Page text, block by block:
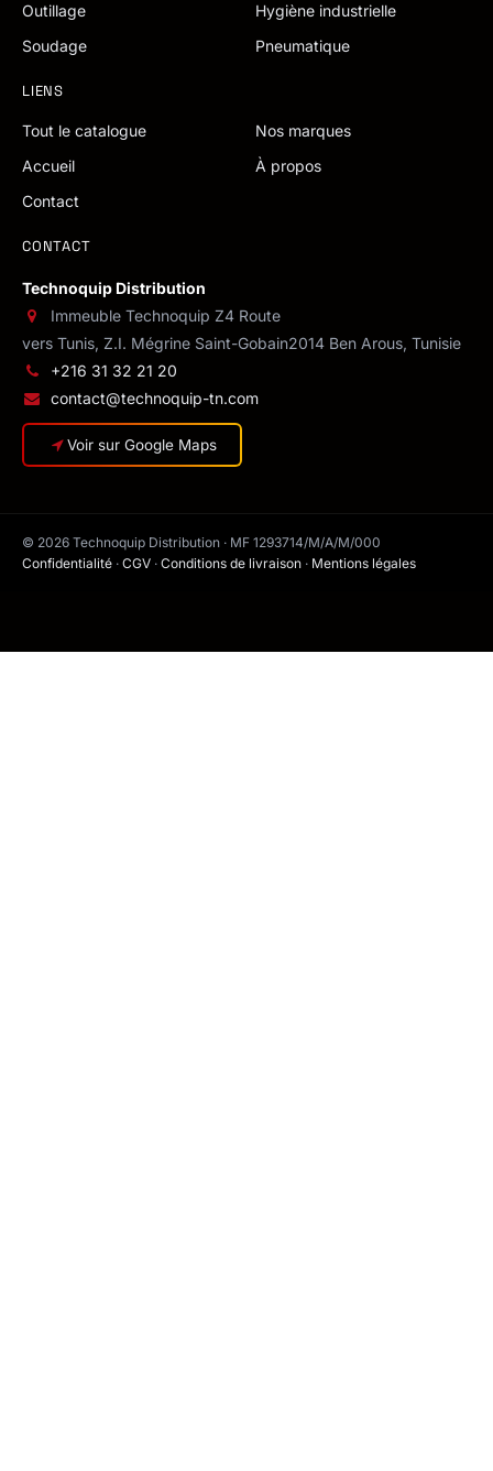
Outillage
Hygiène industrielle
Soudage
Pneumatique
LIENS
Tout le catalogue
Nos marques
Accueil
À propos
Contact
CONTACT
Technoquip Distribution
Immeuble Technoquip Z4 Route
vers Tunis, Z.I. Mégrine Saint-Gobain2014 Ben Arous, Tunisie
+216 31 32 21 20
contact@technoquip-tn.com
Voir sur Google Maps
© 2026 Technoquip Distribution · MF 1293714/M/A/M/000
Confidentialité · CGV · Conditions de livraison · Mentions légales